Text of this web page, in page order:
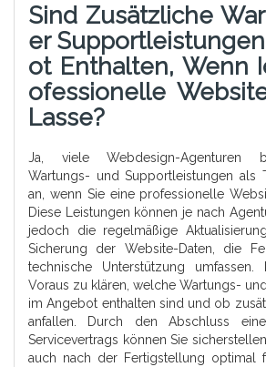
Sind Zusätzliche
Er
Ot Enthalten, Wenn
Ofessionelle
Lasse?
Ja, viele Webdesign-Agenturen
Wartungs- und Supportleistungen als
an, wenn Sie eine professionelle
Diese Leistungen können je nach
jedoch die regelmäßige
Sicherung der Website-Daten, die
technische Unterstützung
Voraus zu klären, welche Wartungs-
im Angebot enthalten sind und ob
anfallen. Durch den Abschluss
Servicevertrags können Sie
auch nach der Fertigstellung optimal